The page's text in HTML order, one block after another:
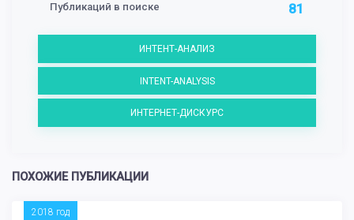
Публикаций в поиске 81
ИНТЕНТ-АНАЛИЗ
INTENT-ANALYSIS
ИНТЕРНЕТ-ДИСКУРС
ПОХОЖИЕ ПУБЛИКАЦИИ
2018 год